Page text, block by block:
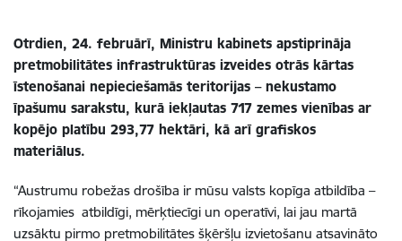
Otrdien, 24. februārī, Ministru kabinets apstiprināja
pretmobilitātes infrastruktūras izveides otrās kārtas
īstenošanai nepieciešamās teritorijas – nekustamo
īpašumu sarakstu, kurā iekļautas 717 zemes vienības ar
kopējo platību 293,77 hektāri, kā arī grafiskos
materiālus.
“Austrumu robežas drošība ir mūsu valsts kopīga atbildība –
rīkojamies atbildīgi, mērķtiecīgi un operatīvi, lai jau martā
uzsāktu pirmo pretmobilitātes šķēršļu izvietošanu atsavināto